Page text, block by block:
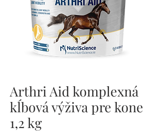
Arthri Aid komplexná
kĺbová výživa pre kone
1,2 kg